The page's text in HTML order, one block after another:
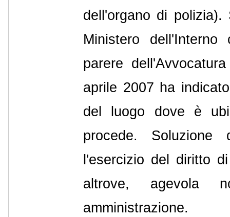
dell'organo di
Ministero
parere
aprile 2007 ha
del luogo dove è
procede. Soluzione
l'esercizio del diritto
altrove, agevola
amministrazione.